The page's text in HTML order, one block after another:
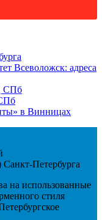
Всеволожск: адреса
СПб
в Винницах
Петербурга
на использованные
стиля